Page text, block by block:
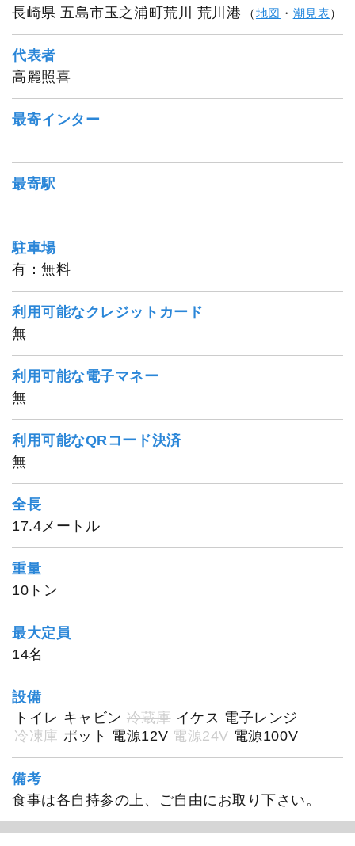
長崎県 五島市玉之浦町荒川 荒川港
（地図 ・ 潮見表）
代表者
高麗照喜
最寄インター
最寄駅
駐車場
有：無料
利用可能なクレジットカード
無
利用可能な電子マネー
無
利用可能なQRコード決済
無
全長
17.4メートル
重量
10トン
最大定員
14名
設備
トイレ キャビン 冷蔵庫 イケス 電子レンジ
冷凍庫 ポット 電源12V 電源24V 電源100V
備考
食事は各自持参の上、ご自由にお取り下さい。